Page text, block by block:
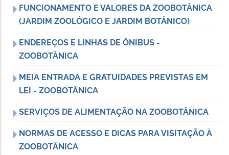
FUNCIONAMENTO E VALORES DA ZOOBOTÂNICA
(JARDIM ZOOLÓGICO E JARDIM BOTÂNICO)
ENDEREÇOS E LINHAS DE ÔNIBUS -
ZOOBOTÂNICA
MEIA ENTRADA E GRATUIDADES PREVISTAS EM
LEI - ZOOBOTÂNICA
SERVIÇOS DE ALIMENTAÇÃO NA ZOOBOTÂNICA
NORMAS DE ACESSO E DICAS PARA VISITAÇÃO À
ZOOBOTÂNICA